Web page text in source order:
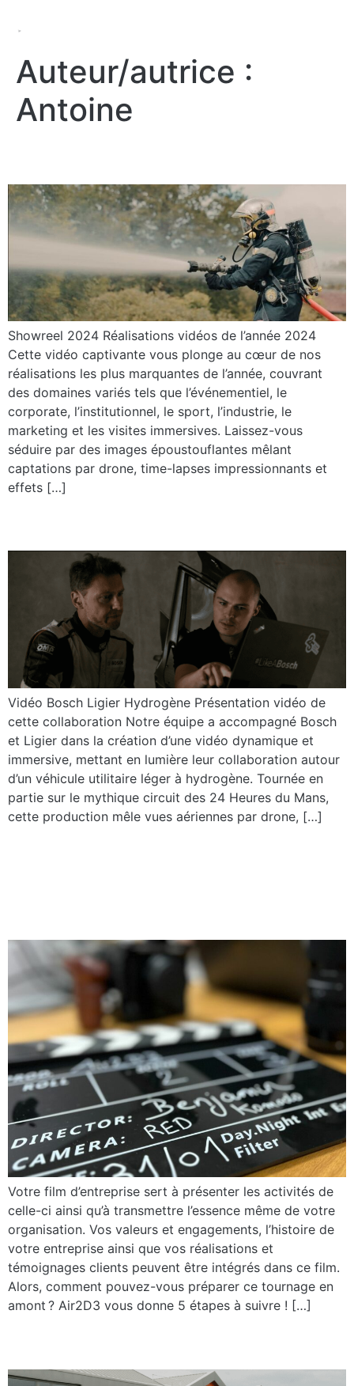
Auteur/autrice :
Antoine
Showreel 2024 Réalisations vidéos de l’année 2024
Cette vidéo captivante vous plonge au cœur de nos
réalisations les plus marquantes de l’année, couvrant
des domaines variés tels que l’événementiel, le
corporate, l’institutionnel, le sport, l’industrie, le
marketing et les visites immersives. Laissez-vous
séduire par des images époustouflantes mêlant
captations par drone, time-lapses impressionnants et
effets […]
Vidéo Bosch Ligier Hydrogène Présentation vidéo de
cette collaboration Notre équipe a accompagné Bosch
et Ligier dans la création d’une vidéo dynamique et
immersive, mettant en lumière leur collaboration autour
d’un véhicule utilitaire léger à hydrogène. Tournée en
partie sur le mythique circuit des 24 Heures du Mans,
cette production mêle vues aériennes par drone, […]
Votre film d’entreprise sert à présenter les activités de
celle-ci ainsi qu’à transmettre l’essence même de votre
organisation. Vos valeurs et engagements, l’histoire de
votre entreprise ainsi que vos réalisations et
témoignages clients peuvent être intégrés dans ce film.
Alors, comment pouvez-vous préparer ce tournage en
amont ? Air2D3 vous donne 5 étapes à suivre ! […]